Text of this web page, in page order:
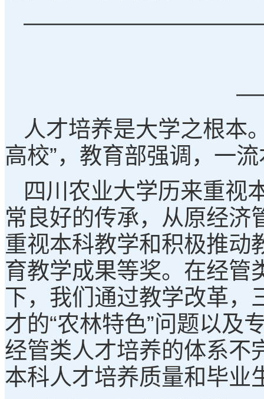
人才培养是大学之根本
高校”，教育部强调，一
四川农业大学历来重视
常良好的传承，从原经济
重视本科教学和积极推动
育教学成果等奖。在经管
下，我们通过教学改革，
才的“农林特色”问题以及
经管类人才培养的体系不
本科人才培养质量和毕业